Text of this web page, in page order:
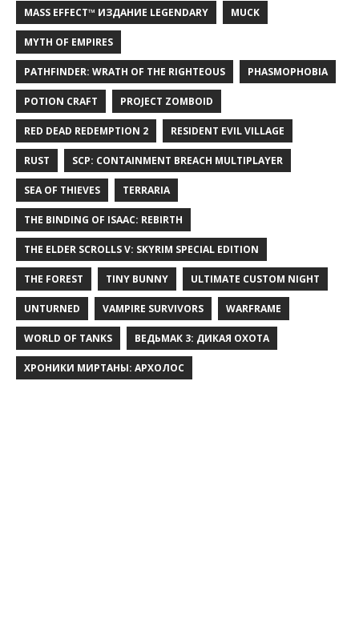
MASS EFFECT™ ИЗДАНИЕ LEGENDARY MUCK
MYTH OF EMPIRES
PATHFINDER: WRATH OF THE RIGHTEOUS PHASMOPHOBIA
POTION CRAFT PROJECT ZOMBOID
RED DEAD REDEMPTION 2 RESIDENT EVIL VILLAGE
RUST SCP: CONTAINMENT BREACH MULTIPLAYER
SEA OF THIEVES TERRARIA
THE BINDING OF ISAAC: REBIRTH
THE ELDER SCROLLS V: SKYRIM SPECIAL EDITION
THE FOREST TINY BUNNY ULTIMATE CUSTOM NIGHT
UNTURNED VAMPIRE SURVIVORS WARFRAME
WORLD OF TANKS ВЕДЬМАК 3: ДИКАЯ ОХОТА
ХРОНИКИ МИРТАНЫ: АРХОЛОС